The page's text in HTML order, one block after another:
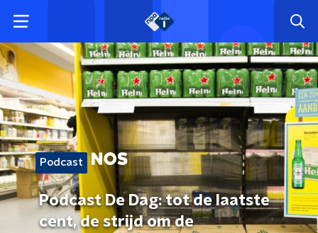
Podcast
Podcast De Dag: tot de laatste
cent, de strijd om de